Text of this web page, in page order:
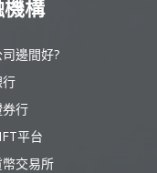
構
邊間好?
行
行
平台
交易所